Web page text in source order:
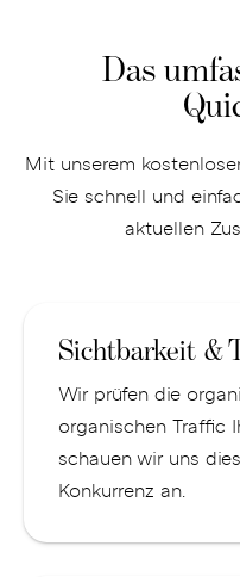
Das
Mit unserem
Sie schnell und
aktuellen
Sichtbarkeit &
Wir prüfen die
organischen Traffic
schauen wir uns
Konkurrenz an.